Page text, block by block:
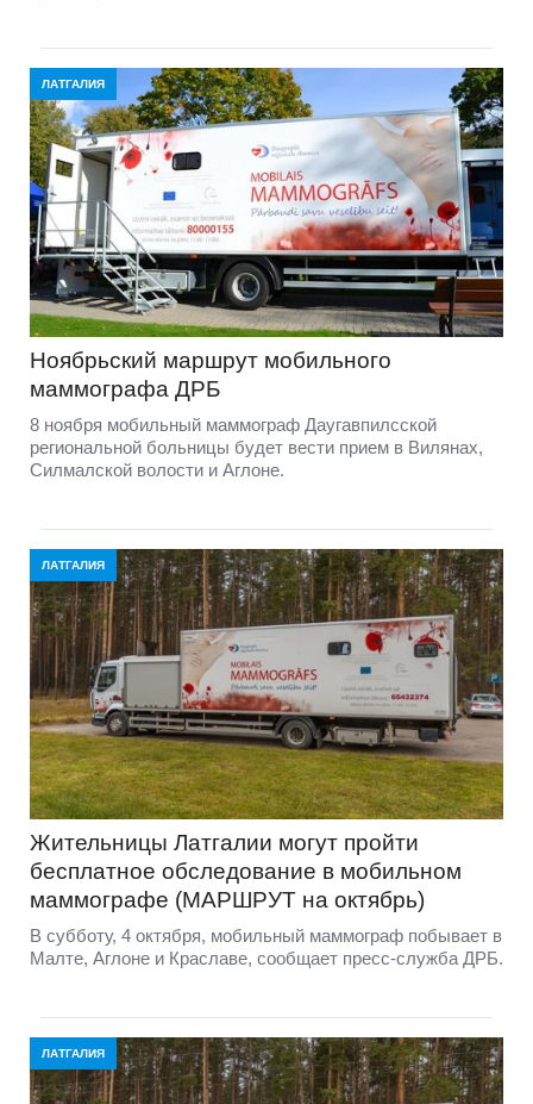
ЛАТГАЛИЯ
Ноябрьский маршрут мобильного
маммографа ДРБ
8 ноября мобильный маммограф Даугавпилсской
региональной больницы будет вести прием в Вилянах,
Силмалской волости и Аглоне.
ЛАТГАЛИЯ
Жительницы Латгалии могут пройти
бесплатное обследование в мобильном
маммографе (МАРШРУТ на октябрь)
В субботу, 4 октября, мобильный маммограф побывает в
Малте, Аглоне и Краславе, сообщает пресс-служба ДРБ.
ЛАТГАЛИЯ